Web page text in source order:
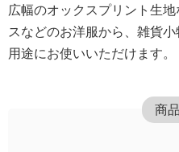
広幅のオックスプリント生
スなどのお洋服から、雑貨
用途にお使いいただけます。
商